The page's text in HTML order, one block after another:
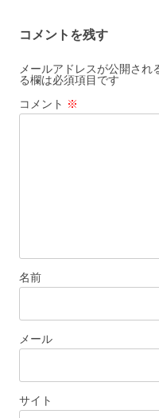
ゲ
ー
シ
ョ
コメントを残す
メールアドレスが公開され
る欄は必須項目です
コメント ※
名前
メール
サイト